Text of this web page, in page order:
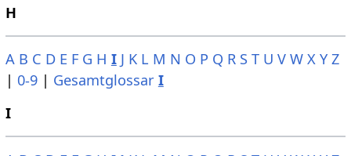
H
A B C D E F G H I J K L M N O P Q R S T U V W X Y Z
| 0-9| Gesamtglossar I
I